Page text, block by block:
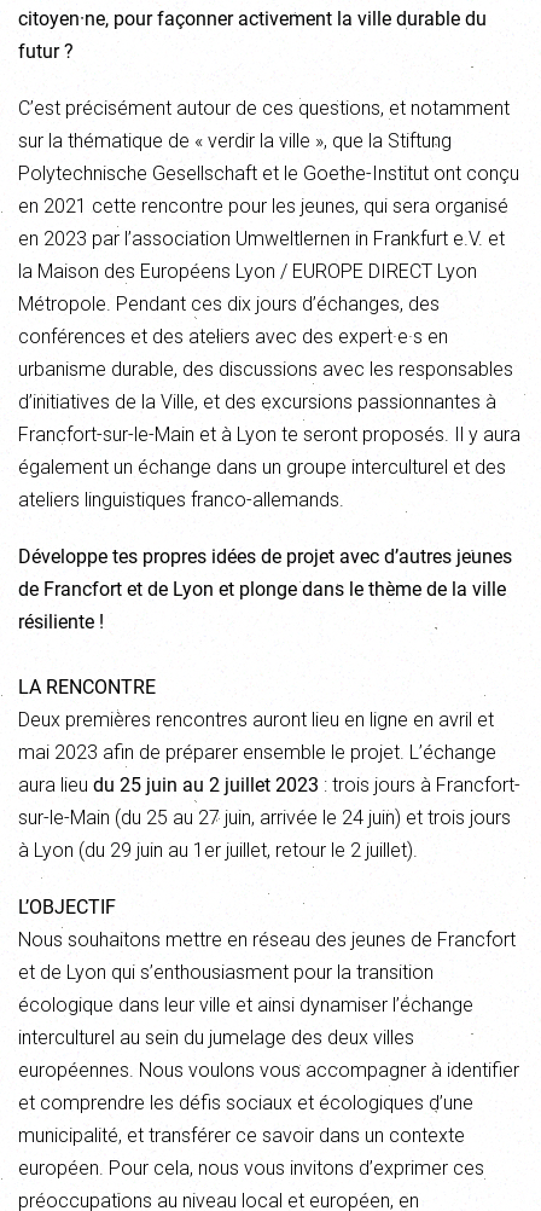
citoyen·ne, pour façonner activement la ville durable du
futur ?
C’est précisément autour de ces questions, et notamment
sur la thématique de « verdir la ville », que la Stiftung
Polytechnische Gesellschaft et le Goethe-Institut ont conçu
en 2021 cette rencontre pour les jeunes, qui sera organisé
en 2023 par l’association Umweltlernen in Frankfurt e.V. et
la Maison des Européens Lyon / EUROPE DIRECT Lyon
Métropole. Pendant ces dix jours d’échanges, des
conférences et des ateliers avec des expert·e·s en
urbanisme durable, des discussions avec les responsables
d’initiatives de la Ville, et des excursions passionnantes à
Francfort-sur-le-Main et à Lyon te seront proposés. Il y aura
également un échange dans un groupe interculturel et des
ateliers linguistiques franco-allemands.
Développe tes propres idées de projet avec d’autres jeunes
de Francfort et de Lyon et plonge dans le thème de la ville
résiliente !
LA RENCONTRE
Deux premières rencontres auront lieu en ligne en avril et
mai 2023 afin de préparer ensemble le projet. L’échange
aura lieu du 25 juin au 2 juillet 2023 : trois jours à Francfort-
sur-le-Main (du 25 au 27 juin, arrivée le 24 juin) et trois jours
à Lyon (du 29 juin au 1er juillet, retour le 2 juillet).
L’OBJECTIF
Nous souhaitons mettre en réseau des jeunes de Francfort
et de Lyon qui s’enthousiasment pour la transition
écologique dans leur ville et ainsi dynamiser l’échange
interculturel au sein du jumelage des deux villes
européennes. Nous voulons vous accompagner à identifier
et comprendre les défis sociaux et écologiques d’une
municipalité, et transférer ce savoir dans un contexte
européen. Pour cela, nous vous invitons d’exprimer ces
préoccupations au niveau local et européen, en